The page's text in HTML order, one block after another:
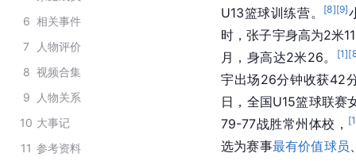
6 相关事件
7
人物评价
8 视频合集
9
人物关系
10 大事记
11 参考资料
U13篮球训练营。
[8][9]
时，张子宇身高为2米
月，身高达2米26。
[1][
宇出场26分钟收获42
日，全国U15篮球联赛
79-77战胜常州体校， [
选为赛事最有价值球员